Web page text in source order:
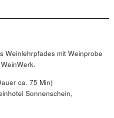
Weinlehrpfades mit Weinprobe
ca. 75 Min)
Sonnenschein,